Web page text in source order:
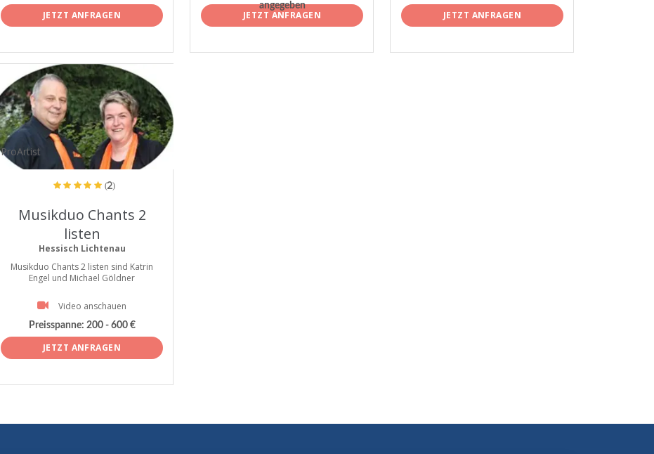
JETZT ANFRAGEN
angegeben
JETZT ANFRAGEN JETZT ANFRAGEN
ProArtist
(2)
Musikduo Chants 2
listen
Hessisch Lichtenau
Musikduo Chants 2 listen sind Katrin
Engel und Michael Göldner
Video anschauen
Preisspanne: 200 - 600 €
JETZT ANFRAGEN